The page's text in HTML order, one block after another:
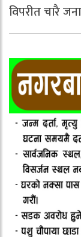
विपरीत चारै